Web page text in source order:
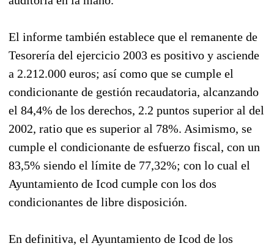
El informe también establece que el remanente de
Tesorería del ejercicio 2003 es positivo y asciende
a 2.212.000 euros; así como que se cumple el
condicionante de gestión recaudatoria, alcanzando
el 84,4% de los derechos, 2.2 puntos superior al del
2002, ratio que es superior al 78%. Asimismo, se
cumple el condicionante de esfuerzo fiscal, con un
83,5% siendo el límite de 77,32%; con lo cual el
Ayuntamiento de Icod cumple con los dos
condicionantes de libre disposición.
En definitiva, el Ayuntamiento de Icod de los